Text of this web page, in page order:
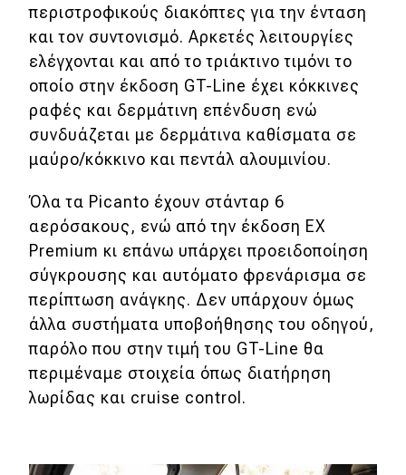
περιστροφικούς διακόπτες για την ένταση
και τον συντονισμό. Αρκετές λειτουργίες
ελέγχονται και από το τριάκτινο τιμόνι το
οποίο στην έκδοση GT-Line έχει κόκκινες
ραφές και δερμάτινη επένδυση ενώ
συνδυάζεται με δερμάτινα καθίσματα σε
μαύρο/κόκκινο και πεντάλ αλουμινίου.
Όλα τα Picanto έχουν στάνταρ 6
αερόσακους, ενώ από την έκδοση EX
Premium κι επάνω υπάρχει προειδοποίηση
σύγκρουσης και αυτόματο φρενάρισμα σε
περίπτωση ανάγκης. Δεν υπάρχουν όμως
άλλα συστήματα υποβοήθησης του οδηγού,
παρόλο που στην τιμή του GT-Line θα
περιμέναμε στοιχεία όπως διατήρηση
λωρίδας και cruise control.